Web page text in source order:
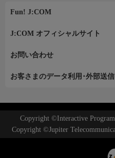
Fun! J:COM
J:COM オフィシャルサイト
お問い合わせ
お客さまのデータ利用･外部送
Copyright ©Interactive
Copyright ©Jupiter